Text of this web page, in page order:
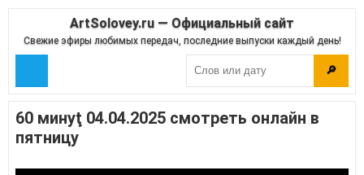
ArtSolovey.ru — Официальный сайт
Свежие эфиры любимых передач, последние выпуски каждый день!
🔎
60 минуţ 04.04.2025 смотреть онлайн в
пятницу